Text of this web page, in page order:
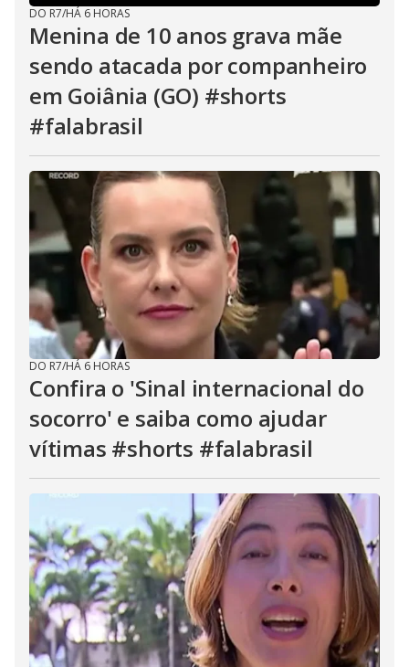
DO R7/HÁ 6 HORAS
Menina de 10 anos grava mãe
sendo atacada por companheiro
em Goiânia (GO) #shorts
#falabrasil
DO R7/HÁ 6 HORAS
Confira o 'Sinal internacional do
socorro' e saiba como ajudar
vítimas #shorts #falabrasil